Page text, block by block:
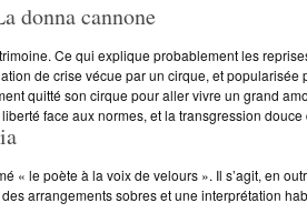
donna cannone
Ce qui explique probablement les
de crise vécue par un cirque, et
quitté son cirque pour aller vivre un grand
face aux normes, et la transgression douce
« le poète à la voix de velours ». Il s’agit, en
arrangements sobres et une interprétation